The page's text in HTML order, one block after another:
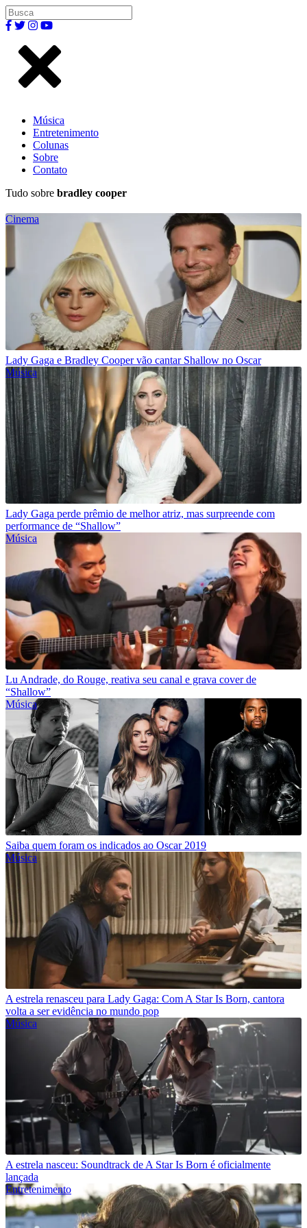
Música
Entretenimento
Colunas
Sobre
Contato
Tudo sobre bradley cooper
Cinema
Lady Gaga e Bradley Cooper vão cantar Shallow no Oscar
Música
Lady Gaga perde prêmio de melhor atriz, mas surpreende com
performance de “Shallow”
Música
Lu Andrade, do Rouge, reativa seu canal e grava cover de
“Shallow”
Música
Saiba quem foram os indicados ao Oscar 2019
Música
A estrela renasceu para Lady Gaga: Com A Star Is Born, cantora
volta a ser evidência no mundo pop
Música
A estrela nasceu: Soundtrack de A Star Is Born é oficialmente
lançada
Entretenimento